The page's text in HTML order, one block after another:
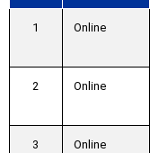
1 Online
2 Online
3 Online